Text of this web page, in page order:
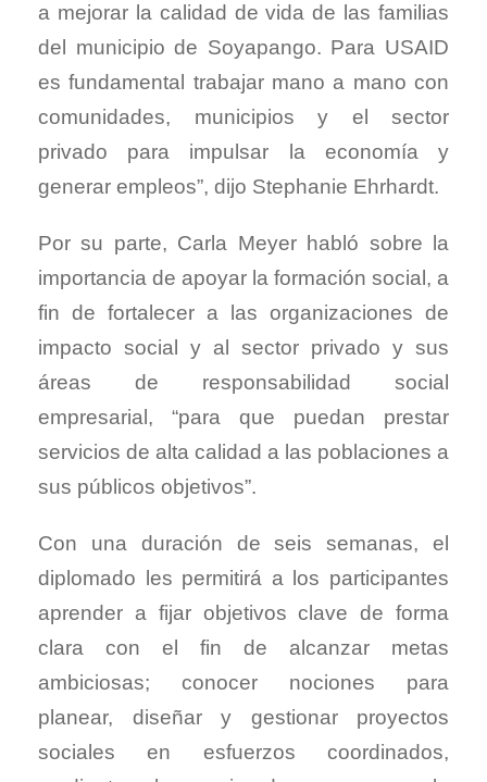
a mejorar la calidad de vida de las familias
del municipio de Soyapango. Para USAID
es fundamental trabajar mano a mano con
comunidades, municipios y el sector
privado para impulsar la economía y
generar empleos”, dijo Stephanie Ehrhardt.
Por su parte, Carla Meyer habló sobre la
importancia de apoyar la formación social, a
fin de fortalecer a las organizaciones de
impacto social y al sector privado y sus
áreas de responsabilidad social
empresarial, “para que puedan prestar
servicios de alta calidad a las poblaciones a
sus públicos objetivos”.
Con una duración de seis semanas, el
diplomado les permitirá a los participantes
aprender a fijar objetivos clave de forma
clara con el fin de alcanzar metas
ambiciosas; conocer nociones para
planear, diseñar y gestionar proyectos
sociales en esfuerzos coordinados,